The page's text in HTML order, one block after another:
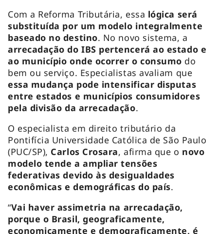
Com a Reforma Tributária, essa lógica será
substituída por um modelo integralmente
baseado no destino. No novo sistema, a
arrecadação do IBS pertencerá ao estado e
ao município onde ocorrer o consumo do
bem ou serviço. Especialistas avaliam que
essa mudança pode intensificar disputas
entre estados e municípios consumidores
pela divisão da arrecadação.
O especialista em direito tributário da
Pontifícia Universidade Católica de São Paulo
(PUC/SP), Carlos Crosara, afirma que o novo
modelo tende a ampliar tensões
federativas devido às desigualdades
econômicas e demográficas do país.
“Vai haver assimetria na arrecadação,
porque o Brasil, geograficamente,
economicamente e demograficamente, é